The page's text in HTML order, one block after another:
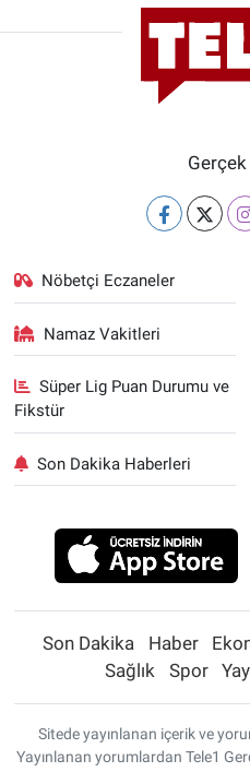
Nöbetçi Eczaneler
Namaz Vakitleri
Süper Lig Puan Durumu ve
Fikstür
Son Dakika Haberleri
Son Dakika Haber
Sağlık
Spor
Sitede yayınlanan içerik ve
Yayınlanan yorumlardan Tele1